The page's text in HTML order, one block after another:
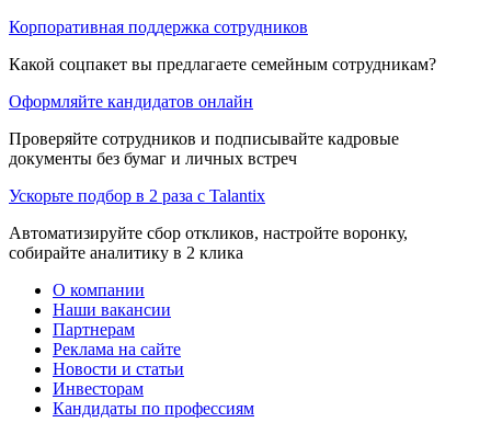
Корпоративная поддержка сотрудников
Какой соцпакет вы предлагаете семейным сотрудникам?
Оформляйте кандидатов онлайн
Проверяйте сотрудников и подписывайте кадровые
документы без бумаг и личных встреч
Ускорьте подбор в 2 раза с Talantix
Автоматизируйте сбор откликов, настройте воронку,
собирайте аналитику в 2 клика
О компании
Наши вакансии
Партнерам
Реклама на сайте
Новости и статьи
Инвесторам
Кандидаты по профессиям